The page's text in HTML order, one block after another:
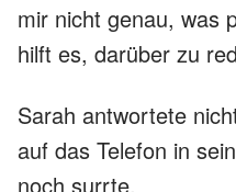
mir nicht genau, was
hilft es, darüber zu
Sarah antwortete
auf das Telefon in
noch surrte.